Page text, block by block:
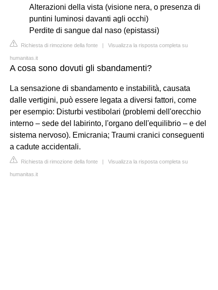
Alterazioni della vista (visione nera, o presenza di
puntini luminosi davanti agli occhi)
Perdite di sangue dal naso (epistassi)
Richiesta di rimozione della fonte | Visualizza la risposta completa su
humanitas.it
A cosa sono dovuti gli sbandamenti?
La sensazione di sbandamento e instabilità, causata
dalle vertigini, può essere legata a diversi fattori, come
per esempio: Disturbi vestibolari (problemi dell'orecchio
interno – sede del labirinto, l'organo dell'equilibrio – e del
sistema nervoso). Emicrania; Traumi cranici conseguenti
a cadute accidentali.
Richiesta di rimozione della fonte | Visualizza la risposta completa su
humanitas.it